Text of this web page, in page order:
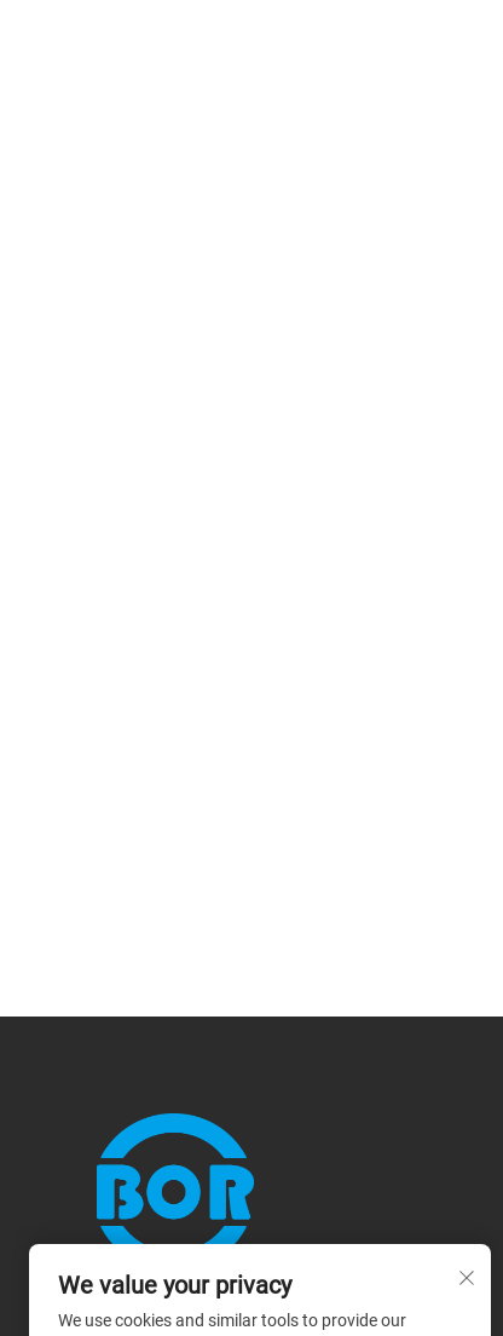
บริษัท กวางโจว โบเออร์ เทคกิ้ง อินสตรูเมนต์
จำกัด ก่อตั้งขึ้นในปี 2018 ด้วยทุนจดทะเบียน
We value your privacy
We use cookies and similar tools to provide our